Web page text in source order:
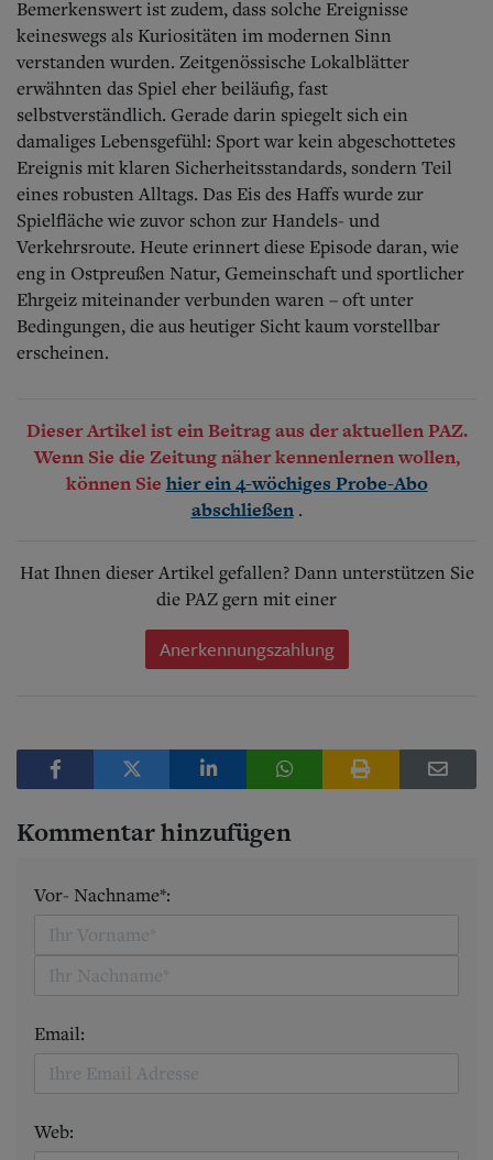
Bemerkenswert ist zudem, dass solche Ereignisse
keineswegs als Kuriositäten im modernen Sinn
verstanden wurden. Zeitgenössische Lokalblätter
erwähnten das Spiel eher beiläufig, fast
selbstverständlich. Gerade darin spiegelt sich ein
damaliges Lebensgefühl: Sport war kein abgeschottetes
Ereignis mit klaren Sicherheitsstandards, sondern Teil
eines robusten Alltags. Das Eis des Haffs wurde zur
Spielfläche wie zuvor schon zur Handels- und
Verkehrsroute. Heute erinnert diese Episode daran, wie
eng in Ostpreußen Natur, Gemeinschaft und sportlicher
Ehrgeiz miteinander verbunden waren – oft unter
Bedingungen, die aus heutiger Sicht kaum vorstellbar
erscheinen.
Dieser Artikel ist ein Beitrag aus der aktuellen PAZ.
Wenn Sie die Zeitung näher kennenlernen wollen,
können Sie hier ein 4-wöchiges Probe-Abo
abschließen .
Hat Ihnen dieser Artikel gefallen? Dann unterstützen Sie
die PAZ gern mit einer
Anerkennungszahlung
Kommentar hinzufügen
Vor- Nachname*:
Email:
Web: